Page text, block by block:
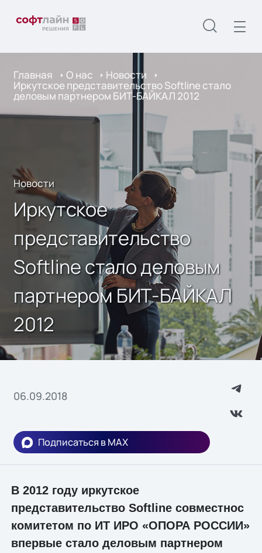
Главная О нас Новости
Иркутское представительство Softline стало
деловым партнером БИТ-БАЙКАЛ 2012
Новости
Иркутское
представительство
Softline стало деловым
партнером БИТ-БАЙКАЛ
2012
06.09.2018
Подписаться в MAX
В 2012 году иркутское
представительство Softline совместнос
комитетом по ИТ ИРО «ОПОРА РОССИИ»
впервые стало деловым партнером